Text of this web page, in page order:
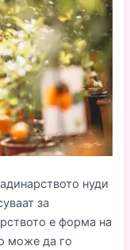
нуди
за
е форма на
може да го